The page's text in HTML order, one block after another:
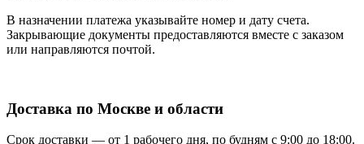
В назначении платежа указывайте номер и дату счета.
Закрывающие документы предоставляются вместе с заказом
или направляются почтой.
Доставка по Москве и области
Срок доставки — от 1 рабочего дня, по будням с 9:00 до 18:00.